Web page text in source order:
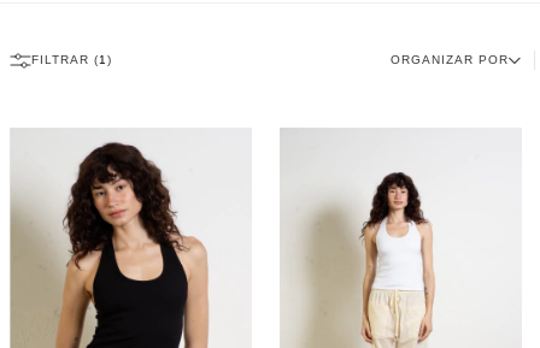
ORGANIZAR POR
FILTRAR (1 )